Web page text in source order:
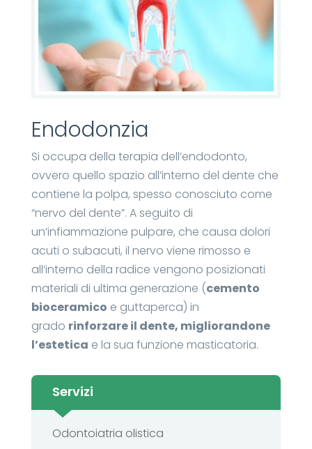
Endodonzia
Si occupa della terapia dell’endodonto,
ovvero quello spazio all’interno del dente che
contiene la polpa, spesso conosciuto come
“nervo del dente”. A seguito di
un’infiammazione pulpare, che causa dolori
acuti o subacuti, il nervo viene rimosso e
all’interno della radice vengono posizionati
materiali di ultima generazione (cemento
bioceramico e guttaperca) in
grado rinforzare il dente, migliorandone
l’estetica e la sua funzione masticatoria.
Servizi
Odontoiatria olistica